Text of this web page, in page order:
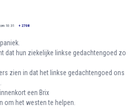
10:31 + 2708
dat hun ziekelijke linkse gedachtengoed zo
zien in dat het linkse gedachtengoed ons
een Brix
om het westen te helpen.